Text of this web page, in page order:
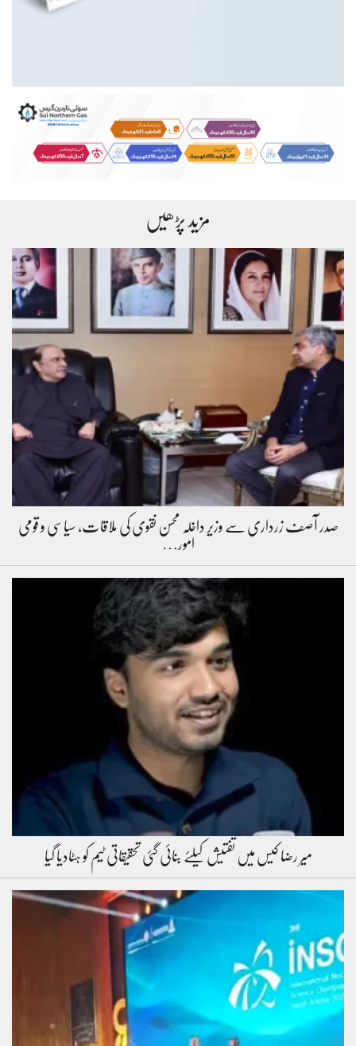
مزید پڑھیں
صدر آصف زرداری سے وزیر داخلہ محسن نقوی کی ملاقات، سیاسی و قومی
امور…
میر رضا کیس میں تفتیش کیلئے بنائی گئی تحقیقاتی ٹیم کو ہٹادیا گیا